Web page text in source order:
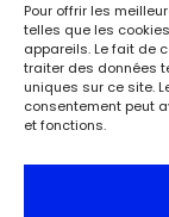
Pour offrir les
telles que les
appareils. Le fait de
traiter des données
uniques sur ce site.
consentement peut
et fonctions.